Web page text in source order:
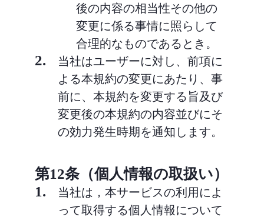
後の内容の相当性その他の
変更に係る事情に照らして
合理的なものであるとき。
2.
当社はユーザーに対し、前項に
よる本規約の変更にあたり、事
前に、本規約を変更する旨及び
変更後の本規約の内容並びにそ
の効力発生時期を通知します。
第12条（個人情報の取扱い）
1.
当社は，本サービスの利用によ
って取得する個人情報について